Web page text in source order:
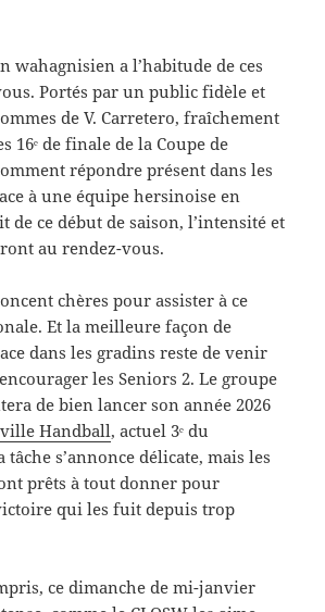
wahagnisien a l’habitude de ces
Portés par un public fidèle et
de V. Carretero, fraîchement
16ᵉ de finale de la Coupe de
répondre présent dans les
à une équipe hersinoise en
de ce début de saison, l’intensité et
au rendez-vous.
chères pour assister à ce
Et la meilleure façon de
dans les gradins reste de venir
les Seniors 2. Le groupe
de bien lancer son année 2026
Handball, actuel 3ᵉ du
s’annonce délicate, mais les
prêts à tout donner pour
qui les fuit depuis trop
ce dimanche de mi-janvier